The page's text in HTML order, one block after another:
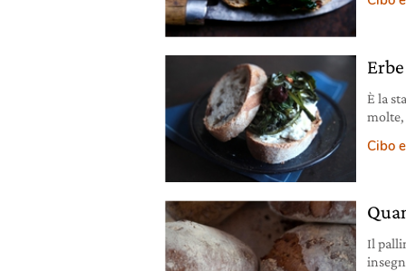
È la
molte,
Cibo
Il
insegnare